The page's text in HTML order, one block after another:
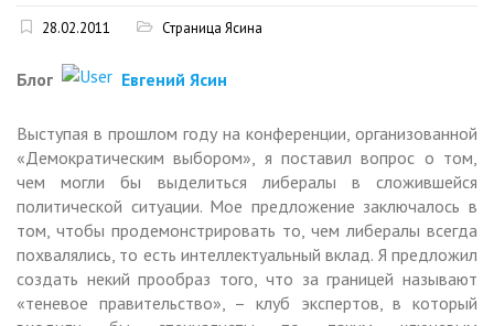
28.02.2011 Страница Ясина
Блог Евгений Ясин
Выступая в прошлом году на конференции, организованной
«Демократическим выбором», я поставил вопрос о том,
чем могли бы выделиться либералы в сложившейся
политической ситуации. Мое предложение заключалось в
том, чтобы продемонстрировать то, чем либералы всегда
похвалялись, то есть интеллектуальный вклад. Я предложил
создать некий прообраз того, что за границей называют
«теневое правительство», – клуб экспертов, в который